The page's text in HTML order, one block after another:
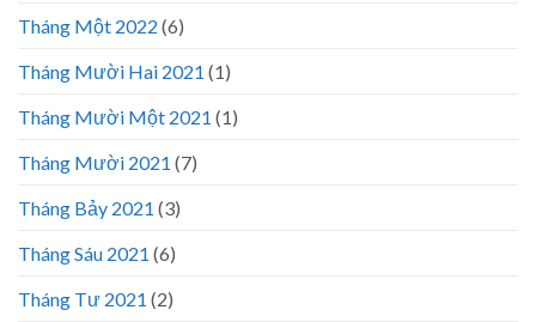
Tháng Một 2022 (6)
Tháng Mười Hai 2021 (1)
Tháng Mười Một 2021 (1)
Tháng Mười 2021 (7)
Tháng Bảy 2021 (3)
Tháng Sáu 2021 (6)
Tháng Tư 2021 (2)